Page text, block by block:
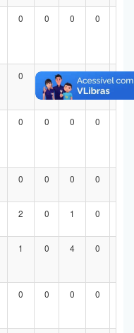
0 0 0 0
0 0 1 0 0
0 0 0 0
0 0 0 0
2 0 1 0
1 0 4 0
0 0 0 0